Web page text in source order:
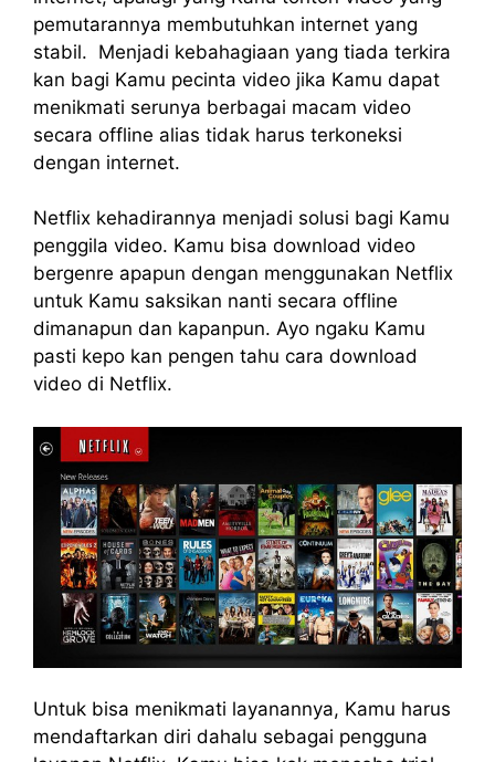
pemutarannya membutuhkan internet yang
stabil. Menjadi kebahagiaan yang tiada terkira
kan bagi Kamu pecinta video jika Kamu dapat
menikmati serunya berbagai macam video
secara offline alias tidak harus terkoneksi
dengan internet.
Netflix kehadirannya menjadi solusi bagi Kamu
penggila video. Kamu bisa download video
bergenre apapun dengan menggunakan Netflix
untuk Kamu saksikan nanti secara offline
dimanapun dan kapanpun. Ayo ngaku Kamu
pasti kepo kan pengen tahu cara download
video di Netflix.
Untuk bisa menikmati layanannya, Kamu harus
mendaftarkan diri dahalu sebagai pengguna